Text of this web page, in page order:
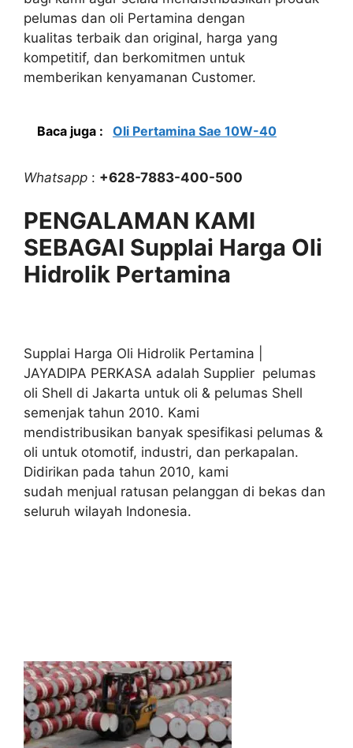
pelumas dan oli Pertamina dengan
kualitas terbaik dan original, harga yang
kompetitif, dan berkomitmen untuk
memberikan kenyamanan Customer.
Baca juga : Oli Pertamina Sae 10W-40
Whatsapp : +628-7883-400-500
PENGALAMAN KAMI
SEBAGAI Supplai Harga Oli
Hidrolik Pertamina
Supplai Harga Oli Hidrolik Pertamina |
JAYADIPA PERKASA adalah Supplier pelumas
oli Shell di Jakarta untuk oli & pelumas Shell
semenjak tahun 2010. Kami
mendistribusikan banyak spesifikasi pelumas &
oli untuk otomotif, industri, dan perkapalan.
Didirikan pada tahun 2010, kami
sudah menjual ratusan pelanggan di bekas dan
seluruh wilayah Indonesia.